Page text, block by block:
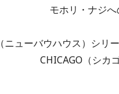
ナジへのオ
（ニューバウハウス
（シカゴ）